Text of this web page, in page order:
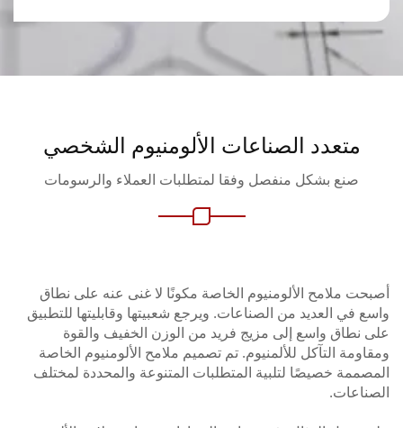
متعدد الصناعات الألومنيوم الشخصي
صنع بشكل منفصل وفقا لمتطلبات العملاء والرسومات
ملامح الألومنيوم الخاصة مكونًا لا غنى عنه على نطاق
في العديد من الصناعات. ويرجع شعبيتها وقابليتها للتطبيق
نطاق واسع إلى مزيج فريد من الوزن الخفيف والقوة
التآكل للألمنيوم. تم تصميم ملامح الألومنيوم الخاصة
خصيصًا لتلبية المتطلبات المتنوعة والمحددة لمختلف